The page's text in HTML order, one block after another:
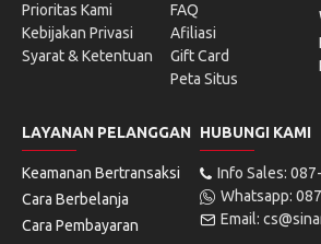
Prioritas Kami
Kebijakan Privasi
Syarat & Ketentuan
FAQ
Afiliasi
Gift Card
Peta Situs
LAYANAN PELANGGAN
Keamanan Bertransaksi
Cara Berbelanja
Cara Pembayaran
HUBUNGI KAMI
Info Sales:
Whatsapp:
Email: